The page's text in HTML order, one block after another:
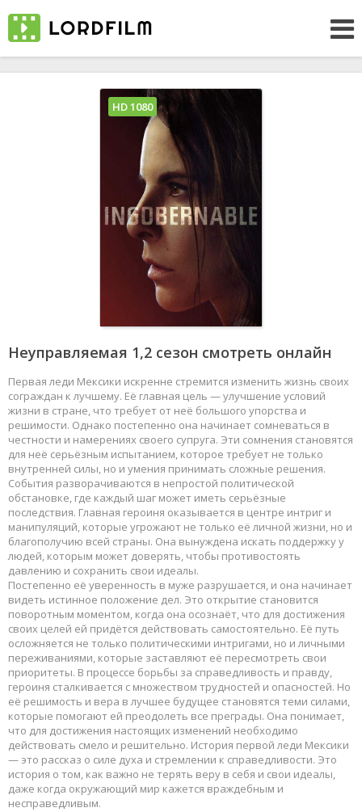
Неуправляемая 1,2 сезон смотреть онлайн
Первая леди Мексики искренне стремится изменить жизнь своих
сограждан к лучшему. Её главная цель — улучшение условий
жизни в стране, что требует от неё большого упорства и
решимости. Однако постепенно она начинает сомневаться в
честности и намерениях своего супруга. Эти сомнения становятся
для неё серьёзным испытанием, которое требует не только
внутренней силы, но и умения принимать сложные решения.
События разворачиваются в непростой политической
обстановке, где каждый шаг может иметь серьёзные
последствия. Главная героиня оказывается в центре интриг и
манипуляций, которые угрожают не только её личной жизни, но и
благополучию всей страны. Она вынуждена искать поддержку у
людей, которым может доверять, чтобы противостоять
давлению и сохранить свои идеалы.
Постепенно её уверенность в муже разрушается, и она начинает
видеть истинное положение дел. Это открытие становится
поворотным моментом, когда она осознаёт, что для достижения
своих целей ей придётся действовать самостоятельно. Её путь
осложняется не только политическими интригами, но и личными
переживаниями, которые заставляют её пересмотреть свои
приоритеты. В процессе борьбы за справедливость и правду,
героиня сталкивается с множеством трудностей и опасностей. Но
её решимость и вера в лучшее будущее становятся теми силами,
которые помогают ей преодолеть все преграды. Она понимает,
что для достижения настоящих изменений необходимо
действовать смело и решительно. История первой леди Мексики
— это рассказ о силе духа и стремлении к справедливости. Это
история о том, как важно не терять веру в себя и свои идеалы,
даже когда окружающий мир кажется враждебным и
несправедливым.
HD 1080